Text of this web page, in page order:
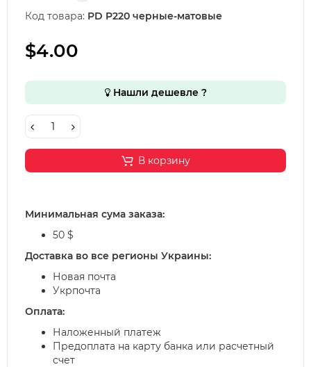
Код товара: PD P220 черные-матовые
$4.00
Нашли дешевле ?
В корзину
Минимальная сума заказа:
50 $
Доставка во все регионы Украины:
Новая почта
Укрпочта
Оплата:
Наложенный платеж
Предоплата на карту банка или расчетный
счет